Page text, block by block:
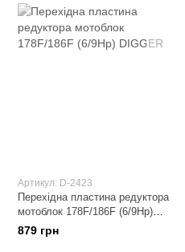
Артикул: D-2423
Перехідна пластина редуктора
мотоблок 178F/186F (6/9Hp)
DIGGER
879 грн